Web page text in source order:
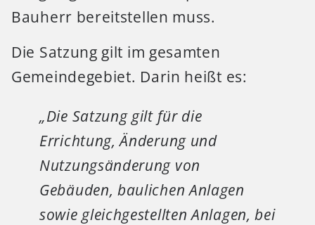
Bauherr bereitstellen muss.
Die Satzung gilt im gesamten
Gemeindegebiet. Darin heißt es:
„Die Satzung gilt für die
Errichtung, Änderung und
Nutzungsänderung von
Gebäuden, baulichen Anlagen
sowie gleichgestellten Anlagen, bei